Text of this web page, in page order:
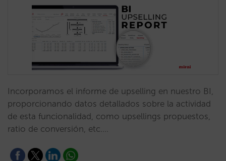
Incorporamos el informe de upselling en nuestro BI,
proporcionando datos detallados sobre la actividad
de esta funcionalidad, como upsellings propuestos,
ratio de conversión, etc.…